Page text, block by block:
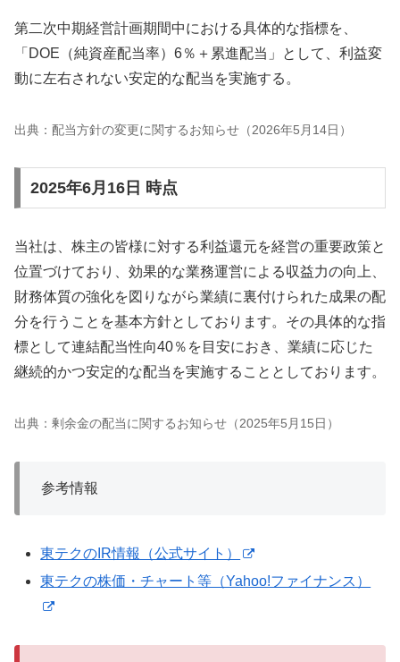
第二次中期経営計画期間中における具体的な指標を、
「DOE（純資産配当率）6％＋累進配当」として、利益変
動に左右されない安定的な配当を実施する。
出典：配当方針の変更に関するお知らせ（2026年5月14日）
2025年6月16日 時点
当社は、株主の皆様に対する利益還元を経営の重要政策と
位置づけており、効果的な業務運営による収益力の向上、
財務体質の強化を図りながら業績に裏付けられた成果の配
分を行うことを基本方針としております。その具体的な指
標として連結配当性向40％を目安におき、業績に応じた
継続的かつ安定的な配当を実施することとしております。
出典：剰余金の配当に関するお知らせ（2025年5月15日）
参考情報
東テクのIR情報（公式サイト）
東テクの株価・チャート等（Yahoo!ファイナンス）